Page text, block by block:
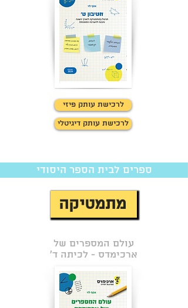
לרכישת עותק פיזי
לרכישת עותק דיגיטלי
ספרים לבית הספר היסודי
מתמטיקה
עולם המספרים של
ארכימדס - לכיתה ד'